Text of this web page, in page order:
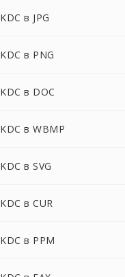
KDC в JPG
KDC в PNG
KDC в DOC
KDC в WBMP
KDC в SVG
KDC в CUR
KDC в PPM